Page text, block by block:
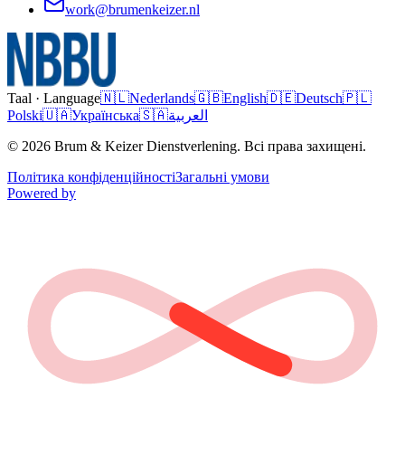
work@brumenkeizer.nl
Taal · Language🇳🇱Nederlands🇬🇧English🇩🇪Deutsch🇵🇱
Polski🇺🇦Українська🇸🇦العربية
© 2026 Brum & Keizer Dienstverlening. Всі права захищені.
Політика конфіденційностіЗагальні умови
Powered by